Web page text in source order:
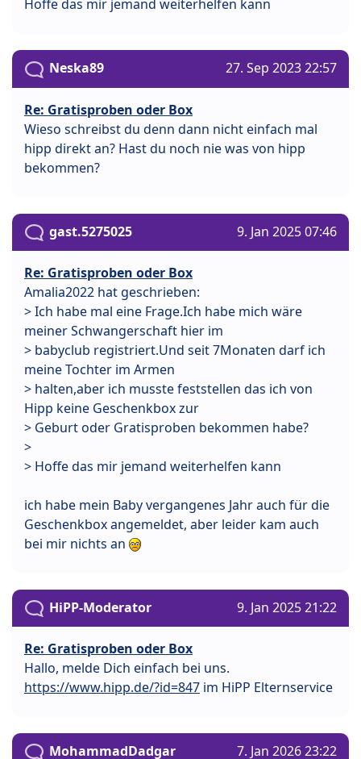
Hoffe das mir jemand weiterhelfen kann
Neska89 27. Sep 2023 22:57
Re: Gratisproben oder Box
Wieso schreibst du denn dann nicht einfach mal
hipp direkt an? Hast du noch nie was von hipp
bekommen?
gast.5275025 9. Jan 2025 07:46
Re: Gratisproben oder Box
Amalia2022 hat geschrieben:
> Ich habe mal eine Frage.Ich habe mich wäre
meiner Schwangerschaft hier im
> babyclub registriert.Und seit 7Monaten darf ich
meine Tochter im Armen
> halten,aber ich musste feststellen das ich von
Hipp keine Geschenkbox zur
> Geburt oder Gratisproben bekommen habe?
>
> Hoffe das mir jemand weiterhelfen kann
ich habe mein Baby vergangenes Jahr auch für die
Geschenkbox angemeldet, aber leider kam auch
bei mir nichts an
HiPP-Moderator 9. Jan 2025 21:22
Re: Gratisproben oder Box
Hallo, melde Dich einfach bei uns.
https://www.hipp.de/?id=847 im HiPP Elternservice
MohammadDadgar 7. Jan 2026 23:22